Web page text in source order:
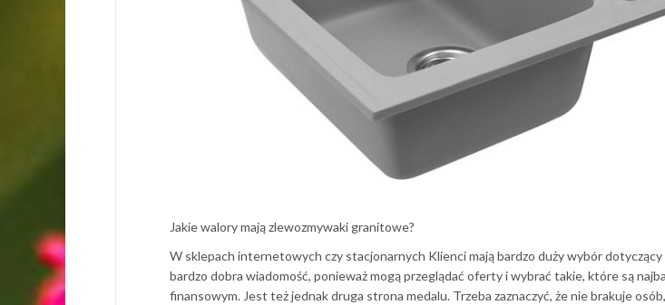
Jakie walory mają zlewozmywaki granitowe?
W sklepach internetowych czy stacjonarnych Klienci mają bardzo duży wybór
bardzo dobra wiadomość, ponieważ mogą przeglądać oferty i wybrać takie, które są
finansowym. Jest też jednak druga strona medalu. Trzeba zaznaczyć, że nie brakuje